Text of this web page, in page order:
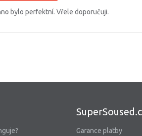
bylo perfektní. Vřele doporučuji.
Garance platby